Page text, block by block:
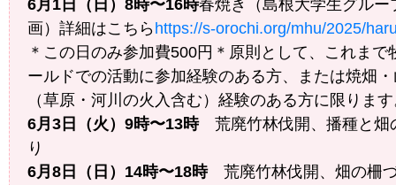
6月1日（日）8時〜16時春焼き（島根大学生グルー
画）詳細はこちらhttps://s-orochi.org/mhu/2025/
＊この日のみ参加費500円＊原則として、これまで
ールドでの活動に参加経験のある方、または焼畑
（草原・河川の火入含む）経験のある方に限りま
6月3日（火）9時〜13時荒廃竹林伐開、播種と畑
り
6月8日（日）14時〜18時荒廃竹林伐開、畑の柵